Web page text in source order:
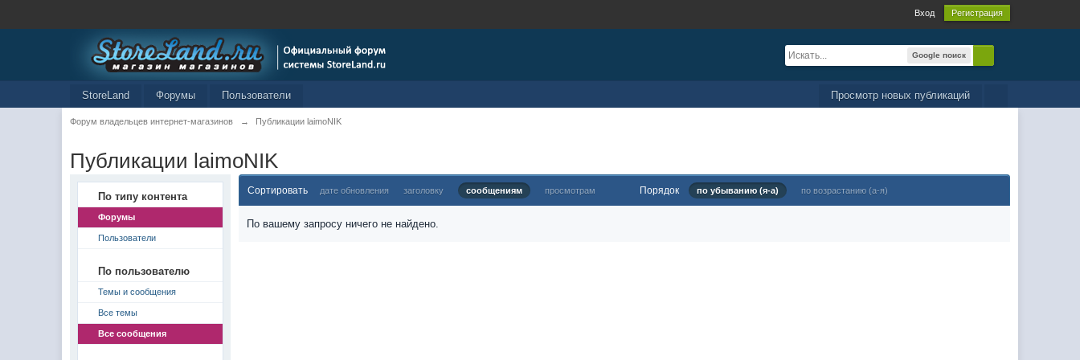
Вход Регистрация
Google поиск
Просмотр новых публикаций
StoreLand Форумы Пользователи
Форум владельцев интернет-магазинов → Публикации laimoNIK
Публикации laimoNIK
По типу контента
Форумы
Пользователи
По пользователю
Темы и сообщения
Все темы
Все сообщения
Сортировать дате обновления заголовку сообщениям просмотрам Порядок по убыванию (я-а) по возрастанию (а-я)
По вашему запросу ничего не найдено.